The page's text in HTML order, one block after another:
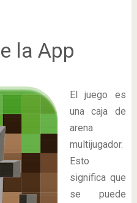
la App
El juego es
una caja de
arena
multijugador.
Esto
significa que
se puede